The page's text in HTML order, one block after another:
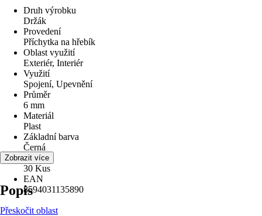
Druh výrobku
Držák
Provedení
Příchytka na hřebík
Oblast využití
Exteriér, Interiér
Využití
Spojení, Upevnění
Průměr
6 mm
Materiál
Plast
Základní barva
Černá
Obsah
30 Kus
EAN
8594031135890
Zobrazit více
Popis
Přeskočit oblast